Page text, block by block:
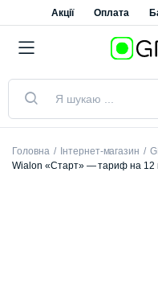
Акції Оплата
Пошук
товарів
Головна Інтернет-магазин
Wialon «Старт» — тариф на 12